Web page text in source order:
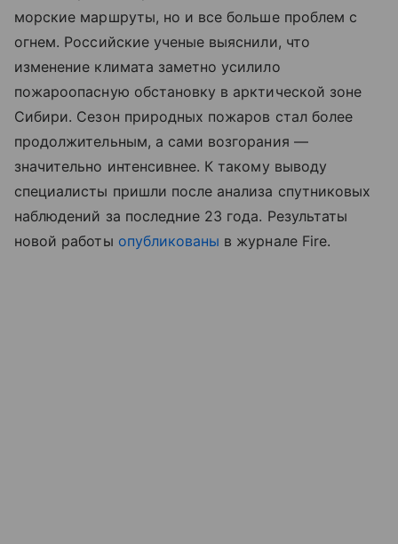
морские маршруты, но и все больше проблем с
огнем. Российские ученые выяснили, что
изменение климата заметно усилило
пожароопасную обстановку в арктической зоне
Сибири. Сезон природных пожаров стал более
продолжительным, а сами возгорания —
значительно интенсивнее. К такому выводу
специалисты пришли после анализа спутниковых
наблюдений за последние 23 года. Результаты
новой работы опубликованы в журнале Fire.